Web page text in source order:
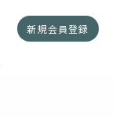
新規会員登録